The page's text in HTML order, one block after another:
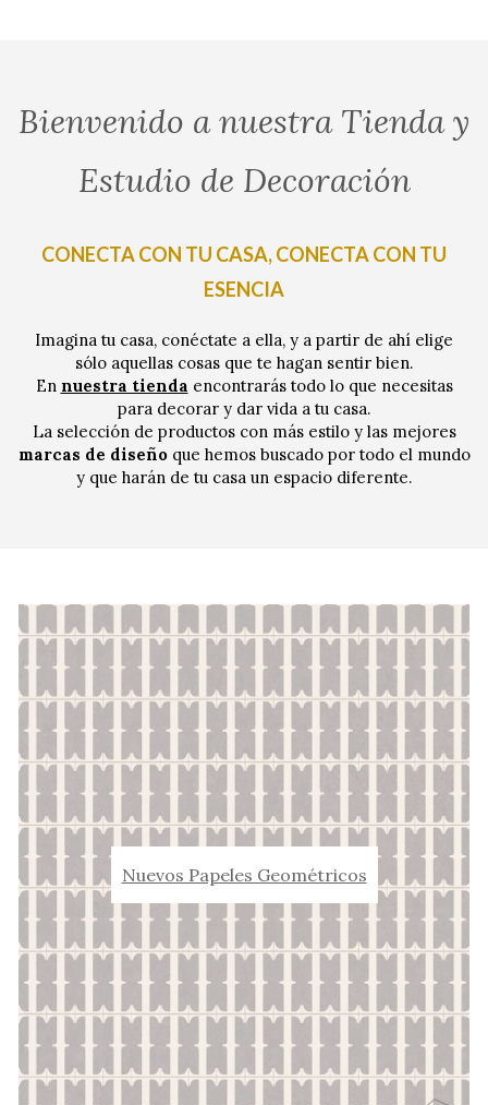
Bienvenido a nuestra Tienda y
Estudio de Decoración
CONECTA CON TU CASA, CONECTA CON TU
ESENCIA
Imagina tu casa, conéctate a ella, y a partir de ahí elige
sólo aquellas cosas que te hagan sentir bien.
En nuestra tienda encontrarás todo lo que necesitas
para decorar y dar vida a tu casa.
La selección de productos con más estilo y las mejores
marcas de diseñoque hemos buscado por todo el mundo
y que harán de tu casa un espacio diferente.
Nuevos Papeles Geométricos